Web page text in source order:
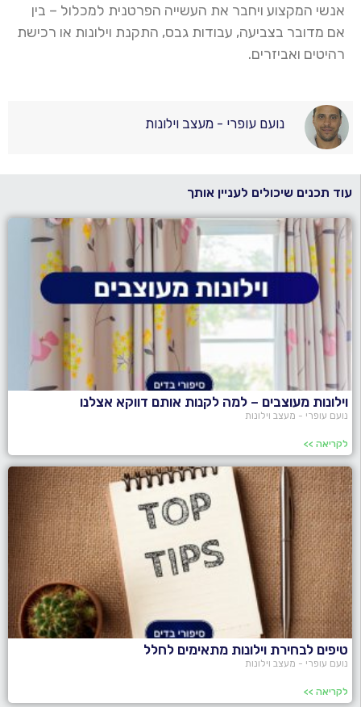
אנשי המקצוע ויחבר את העשייה הפרטנית למכלול – בין
אם מדובר בצביעה, עבודות גבס, התקנת וילונות או רכישת
רהיטים ואביזרים.
נועם עופרי - מעצב וילונות
עוד תכנים שיכולים לעניין אותך
וילונות מעוצבים – למה לקנות אותם דווקא אצלנו
נועם עופרי - מעצב וילונות
לקריאה >>
טיפים לבחירת וילונות מתאימים לחלל
נועם עופרי - מעצב וילונות
לקריאה >>